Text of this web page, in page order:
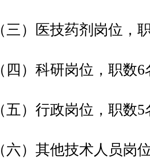
医技药剂岗位，
科研岗位，职数6
行政岗位，职数5
其他技术人员岗位